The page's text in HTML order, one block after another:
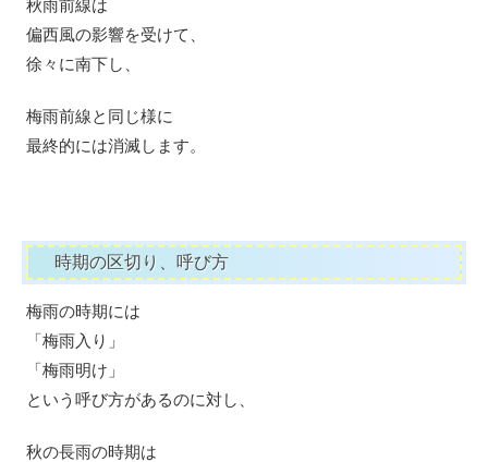
秋雨前線は
偏西風の影響を受けて、
徐々に南下し、
梅雨前線と同じ様に
最終的には消滅します。
時期の区切り、呼び方
梅雨の時期には
「梅雨入り」
「梅雨明け」
という呼び方があるのに対し、
秋の長雨の時期は